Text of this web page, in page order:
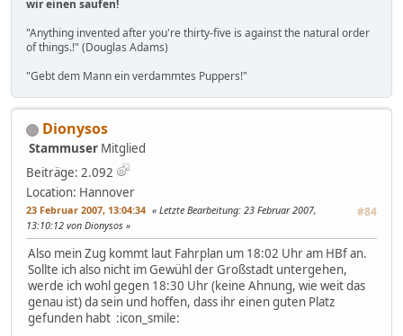
wir einen saufen!
"Anything invented after you're thirty-five is against the natural order
of things.!" (Douglas Adams)
"Gebt dem Mann ein verdammtes Puppers!"
Dionysos
Stammuser Mitglied
Beiträge: 2.092
Location: Hannover
23 Februar 2007, 13:04:34 #84
Letzte Bearbeitung: 23 Februar 2007,
13:10:12 von Dionysos
Also mein Zug kommt laut Fahrplan um 18:02 Uhr am HBf an.
Sollte ich also nicht im Gewühl der Großstadt untergehen,
werde ich wohl gegen 18:30 Uhr (keine Ahnung, wie weit das
genau ist) da sein und hoffen, dass ihr einen guten Platz
gefunden habt :icon_smile: